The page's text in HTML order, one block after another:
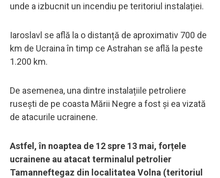
unde a izbucnit un incendiu pe teritoriul instalației.
Iaroslavl se află la o distanță de aproximativ 700 de
km de Ucraina în timp ce Astrahan se află la peste
1.200 km.
De asemenea, una dintre instalațiile petroliere
rusești de pe coasta Mării Negre a fost și ea vizată
de atacurile ucrainene.
Astfel, în noaptea de 12 spre 13 mai, forțele
ucrainene au atacat terminalul petrolier
Tamanneftegaz din localitatea Volna (teritoriul